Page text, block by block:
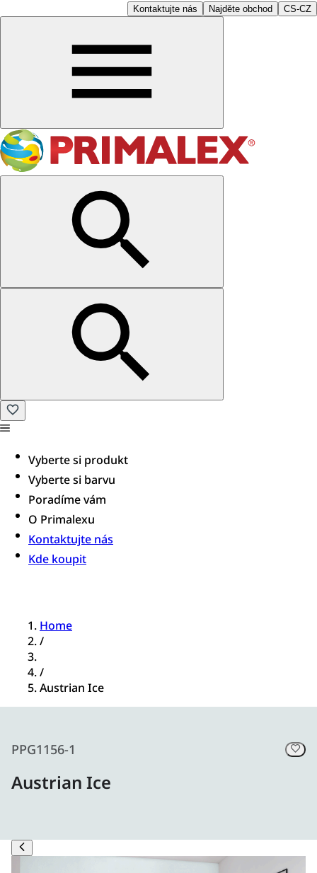
Kontaktujte nás Najděte obchod CS-CZ
Vyberte si produkt
Vyberte si barvu
Poradíme vám​
O Primalexu
Kontaktujte nás
Kde koupit
Home
/
/
Austrian Ice
PPG1156-1
Austrian Ice